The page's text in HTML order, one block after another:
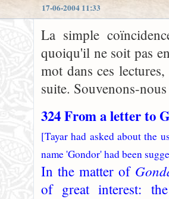
17-06-2004 11:33
La simple
quoiqu'il ne soit pas
mot dans ces
suite. Souvenons-
324 From a letter to
[Tayar had asked about the
name 'Gondor' had been
In the matter of
of great interest: